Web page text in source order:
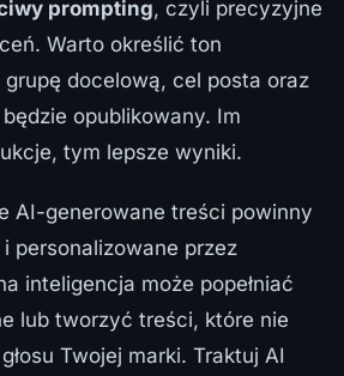
prompting, czyli precyzyjne
Warto określić ton
docelową, cel posta oraz
opublikowany. Im
tym lepsze wyniki.
AI-generowane treści powinny
personalizowane przez
inteligencja może popełniać
lub tworzyć treści, które nie
Twojej marki. Traktuj AI